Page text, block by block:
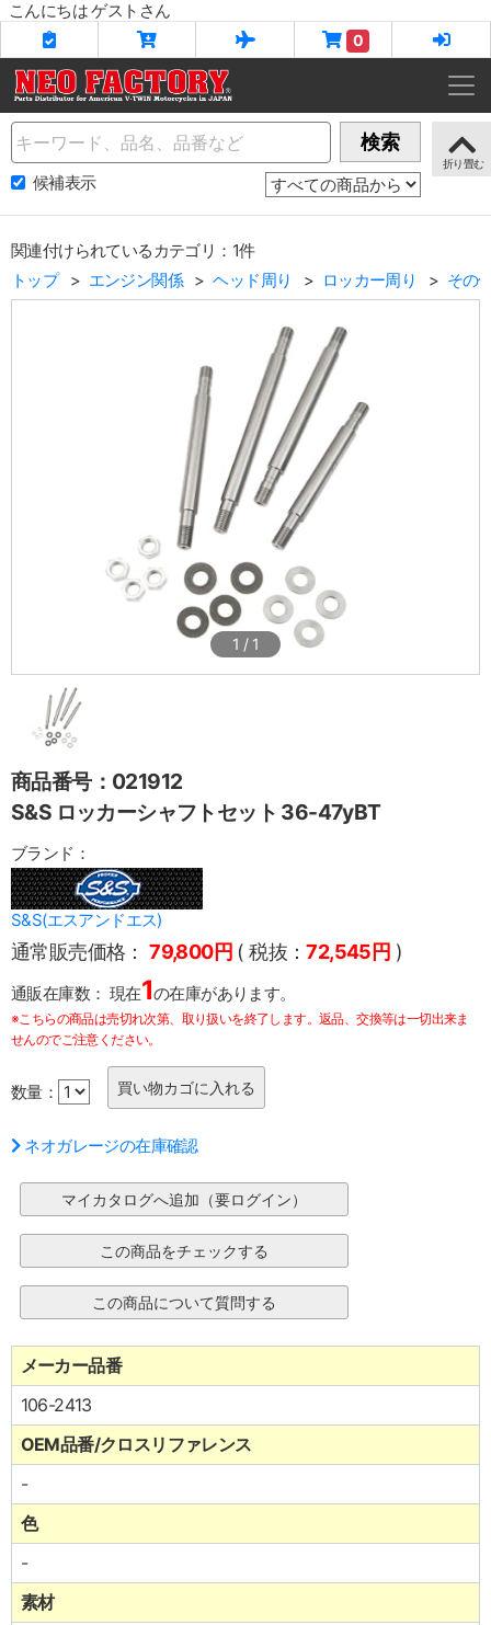
こんにちは ゲストさん
0
Name 検索
候補表示
関連付けられているカテゴリ：1件
トップ
エンジン関係 ヘッド周り ロッカー周り その
1 / 1
商品番号：021912
S&S ロッカーシャフトセット 36-47yBT
ブランド：
S&S(エスアンドエス)
通常販売価格： 79,800円 ( 税抜：72,545円 )
通販在庫数： 現在1の在庫があります。
※こちらの商品は売切れ次第、取り扱いを終了します。返品、交換等は一切出来ま
せんのでご注意ください。
数量：
ネオガレージの在庫確認
メーカー品番
106-2413
OEM品番/クロスリファレンス
-
色
-
素材